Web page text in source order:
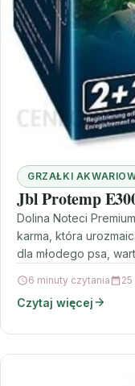
GRZAŁKI
Jbl Protemp
Dolina Noteci
karma, która
dla młodego psa,
6 minuty czytania
Czytaj więcej